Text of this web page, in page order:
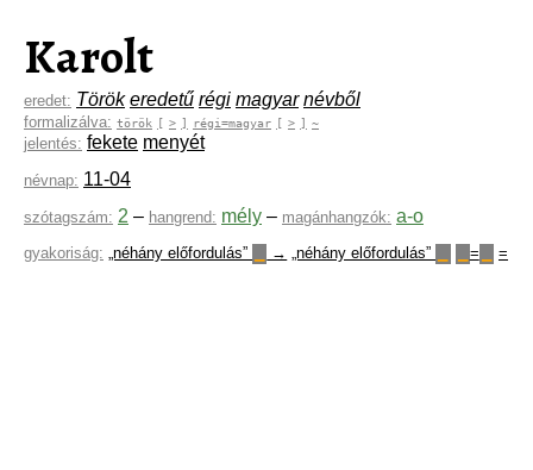
Karolt
eredet: Török eredetű régi magyar névből
formalizálva: török [ > ] régi=magyar [ > ] ~
jelentés: fekete menyét
névnap: 11-04
szótagszám: 2 – hangrend: mély – magánhangzók: a-o
gyakoriság: „néhány előfordulás” → „néhány előfordulás” = =